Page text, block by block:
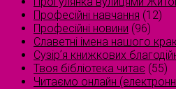
Професійні навчання (12)
Професійні новини (96)
Славетні імена нашого
Сузірʼя книжкових
Твоя бібліотека читає (55)
Читаємо онлайн